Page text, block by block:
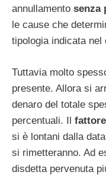
annullamento senza
le cause che
tipologia indicata nel
Tuttavia molto
presente. Allora si
denaro del totale
percentuali. Il
si è lontani dalla
si rimetteranno. Ad
disdetta pervenuta